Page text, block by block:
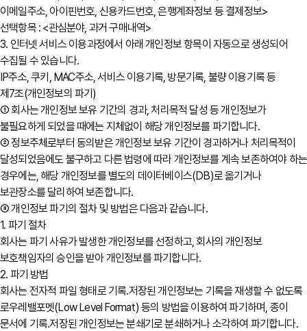
이메일주소, 아이핀번호, 신용카드번호, 은행계좌정보 등 결제정보>
선택항목 : <관심분야, 과거 구매내역>
3. 인터넷 서비스 이용과정에서 아래 개인정보 항목이 자동으로 생성되어
수집될 수 있습니다.
IP주소, 쿠키, MAC주소, 서비스 이용기록, 방문기록, 불량 이용기록 등
제7조(개인정보의 파기)
① 회사는 개인정보 보유 기간의 경과, 처리목적 달성 등 개인정보가
불필요하게 되었을 때에는 지체없이 해당 개인정보를 파기합니다.
② 정보주체로부터 동의받은 개인정보 보유 기간이 경과하거나 처리목적이
달성되었음에도 불구하고 다른 법령에 따라 개인정보를 계속 보존하여야 하는
경우에는, 해당 개인정보를 별도의 데이터베이스(DB)로 옮기거나
보관장소를 달리하여 보존합니다.
③ 개인정보 파기의 절차 및 방법은 다음과 같습니다.
1. 파기 절차
회사는 파기 사유가 발생한 개인정보를 선정하고, 회사의 개인정보
보호책임자의 승인을 받아 개인정보를 파기합니다.
2. 파기 방법
회사는 전자적 파일 형태로 기록․저장된 개인정보는 기록을 재생할 수 없도록
로우레밸포멧(Low Level Format) 등의 방법을 이용하여 파기하며, 종이
문서에 기록․저장된 개인정보는 분쇄기로 분쇄하거나 소각하여 파기합니다.